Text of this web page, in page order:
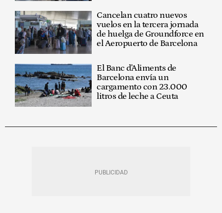
Cancelan cuatro nuevos
vuelos en la tercera jornada
de huelga de Groundforce en
el Aeropuerto de Barcelona
El Banc d'Aliments de
Barcelona envía un
cargamento con 23.000
litros de leche a Ceuta